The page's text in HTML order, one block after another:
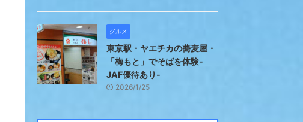
グルメ
東京駅・ヤエチカの蕎麦屋・
「梅もと」でそばを体験-
JAF優待あり-
2026/1/25